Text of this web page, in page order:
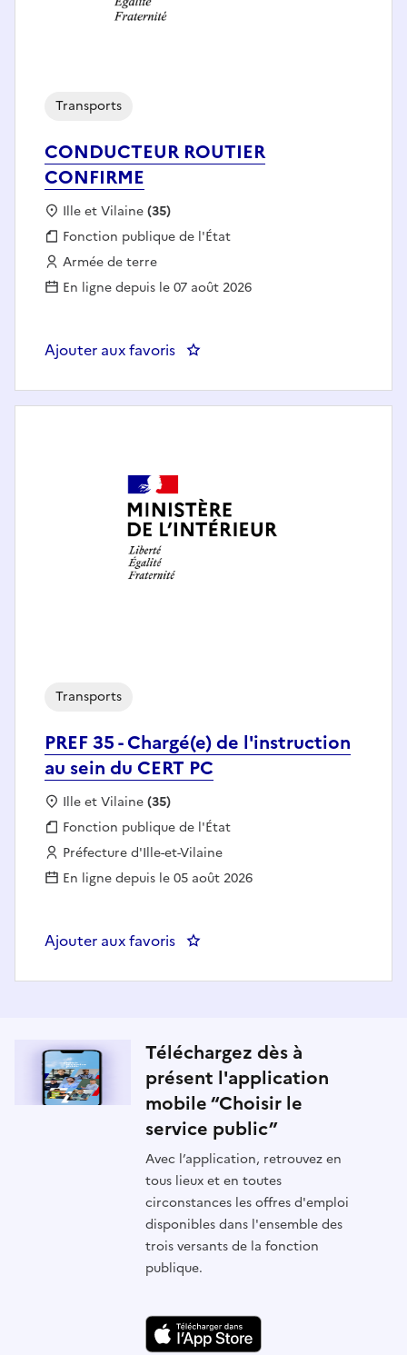
CONDUCTEUR ROUTIER
CONFIRME
Transports
Localisation :
Ille et Vilaine(35)
Fonction publique :
Fonction publique de l'État
Employeur :
Armée de terre
En ligne depuis le 07 août 2026
Ajouter aux favoris : CONDUCTEUR ROUTIER
PREF 35 - Chargé(e) de l'instruction
au sein du CERT PC
Transports
Localisation :
Ille et Vilaine(35)
Fonction publique :
Fonction publique de l'État
Employeur :
Préfecture d'Ille-et-Vilaine
En ligne depuis le 05 août 2026
Ajouter aux favoris : PREF 35 - Chargé(e) de
Téléchargez dès à
présent l'application
mobile “Choisir le
service public”
Avec l’application, retrouvez en
tous lieux et en toutes
circonstances les offres d'emploi
disponibles dans l'ensemble des
trois versants de la fonction
publique.